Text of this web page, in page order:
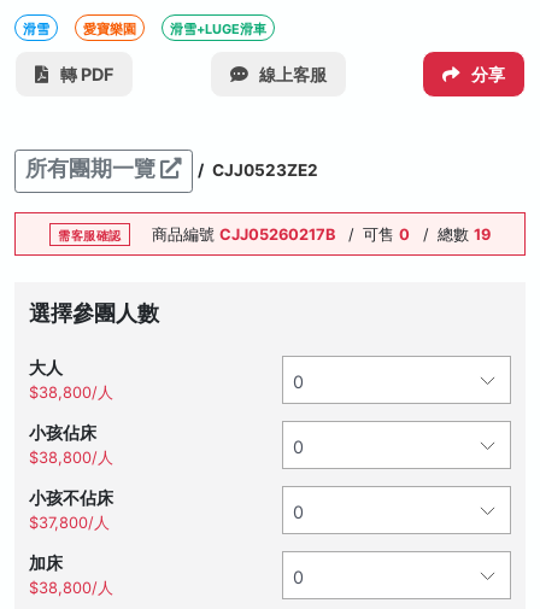
滑雪 愛寶樂園 滑雪+LUGE滑車
轉 PDF 線上客服 分享
所有團期一覽 / CJJ0523ZE2
需客服確認 商品編號 CJJ05260217B / 可售 0 / 總數 19
選擇參團人數
大人
$38,800/人
小孩佔床
$38,800/人
小孩不佔床
$37,800/人
加床
$38,800/人